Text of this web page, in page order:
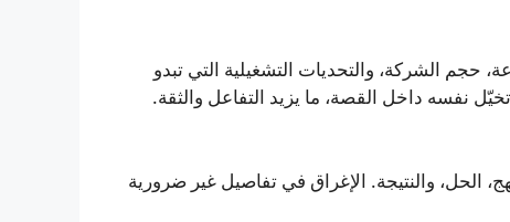
حجم الشركة، والتحديات التشغيلية التي تبدو
نفسه داخل القصة، ما يزيد التفاعل والثقة.
الحل، والنتيجة. الإغراق في تفاصيل غير ضرورية